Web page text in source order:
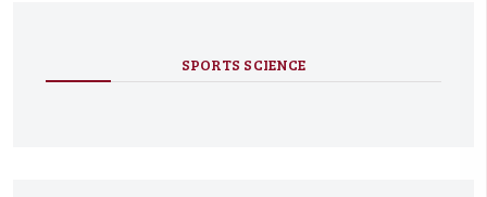
SPORTS SCIENCE